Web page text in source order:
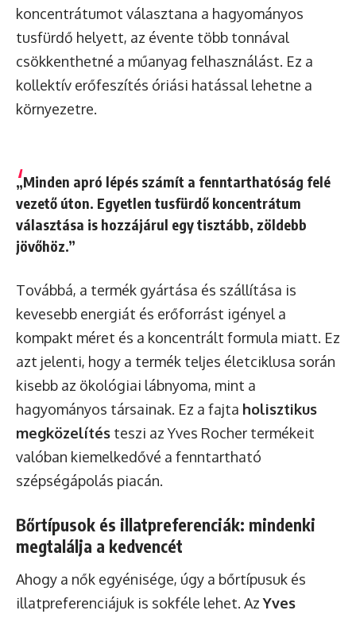
koncentrátumot választana a hagyományos
tusfürdő helyett, az évente több tonnával
csökkenthetné a műanyag felhasználást. Ez a
kollektív erőfeszítés óriási hatással lehetne a
környezetre.
„Minden apró lépés számít a fenntarthatóság felé
vezető úton. Egyetlen tusfürdő koncentrátum
választása is hozzájárul egy tisztább, zöldebb
jövőhöz.”
Továbbá, a termék gyártása és szállítása is
kevesebb energiát és erőforrást igényel a
kompakt méret és a koncentrált formula miatt. Ez
azt jelenti, hogy a termék teljes életciklusa során
kisebb az ökológiai lábnyoma, mint a
hagyományos társainak. Ez a fajta holisztikus
megközelítés teszi az Yves Rocher termékeit
valóban kiemelkedővé a fenntartható
szépségápolás piacán.
Bőrtípusok és illatpreferenciák: mindenki
megtalálja a kedvencét
Ahogy a nők egyénisége, úgy a bőrtípusuk és
illatpreferenciájuk is sokféle lehet. AzYves